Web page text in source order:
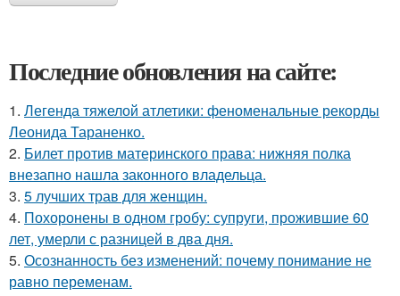
Последние обновления на сайте:
1. Легенда тяжелой атлетики: феноменальные рекорды
Леонида Тараненко.
2. Билет против материнского права: нижняя полка
внезапно нашла законного владельца.
3. 5 лучших трав для женщин.
4. Похоронены в одном гробу: супруги, прожившие 60
лет, умерли с разницей в два дня.
5. Осознанность без изменений: почему понимание не
равно переменам.